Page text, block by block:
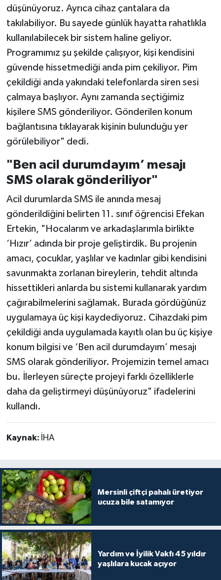
düşünüyoruz. Ayrıca cihaz çantalara da
takılabiliyor. Bu sayede günlük hayatta rahatlıkla
kullanılabilecek bir sistem haline geliyor.
Programımız şu şekilde çalışıyor, kişi kendisini
güvende hissetmediği anda pim çekiliyor. Pim
çekildiği anda yakındaki telefonlarda siren sesi
çalmaya başlıyor. Aynı zamanda seçtiğimiz
kişilere SMS gönderiliyor. Gönderilen konum
bağlantısına tıklayarak kişinin bulunduğu yer
görülebiliyor" dedi.
"Ben acil durumdayım’ mesajı
SMS olarak gönderiliyor"
Acil durumlarda SMS ile anında mesaj
gönderildiğini belirten 11. sınıf öğrencisi Efekan
Ertekin, "Hocalarım ve arkadaşlarımla birlikte
‘Hızır’ adında bir proje geliştirdik. Bu projenin
amacı, çocuklar, yaşlılar ve kadınlar gibi kendisini
savunmakta zorlanan bireylerin, tehdit altında
hissettikleri anlarda bu sistemi kullanarak yardım
çağırabilmelerini sağlamak. Burada gördüğünüz
uygulamaya üç kişi kaydediyoruz. Cihazdaki pim
çekildiği anda uygulamada kayıtlı olan bu üç kişiye
konum bilgisi ve ‘Ben acil durumdayım’ mesajı
SMS olarak gönderiliyor. Projemizin temel amacı
bu. İlerleyen süreçte projeyi farklı özelliklerle
daha da geliştirmeyi düşünüyoruz" ifadelerini
kullandı.
Kaynak: İHA
Mersinli çiftçi pahalı üretiyor
ucuza bile satamıyor
Yardım ve İyilik Vakfı 45 yıldır
yaşlılara kucak açıyor